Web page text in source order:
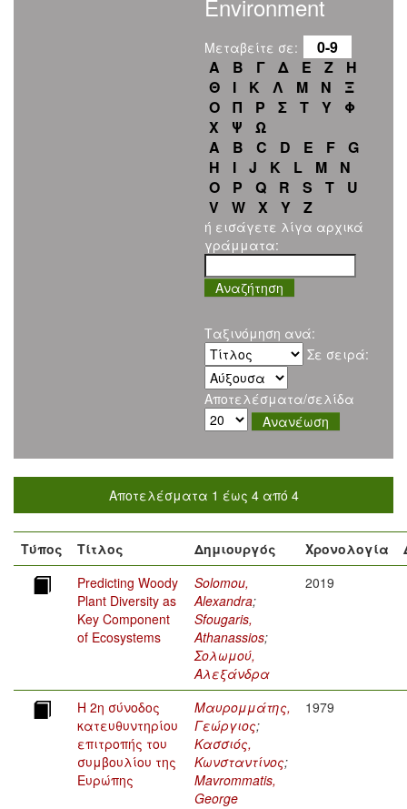
Environment
Μεταβείτε σε:
0-9
Α
Β Γ Δ Ε Ζ
Η
Θ
Ι Κ Λ Μ Ν
Ξ
Ο
Π Ρ Σ Τ Υ
Φ
Χ
Ψ
Ω
A
B C D E F
G
H
I J K L M
N
O
P Q R S T
U
V
W X Y Z
ή εισάγετε λίγα αρχικά
γράμματα:
Ταξινόμηση ανά:
Σε σειρά:
Αποτελέσματα/σελίδα
Αποτελέσματα 1 έως 4 από 4
Τύπος Τίτλος Δημιουργός Χρονολογία
Predicting Woody
Plant Diversity as
Key Component
of Ecosystems
Solomou,
Alexandra;
Sfougaris,
Athanassios;
Σολωμού,
Αλεξάνδρα
2019
Η 2η σύνοδος
κατευθυντηρίου
επιτροπής του
συμβουλίου της
Ευρώπης
Μαυρομμάτης,
Γεώργιος;
Κασσιός,
Κωνσταντίνος;
Mavrommatis,
George
1979